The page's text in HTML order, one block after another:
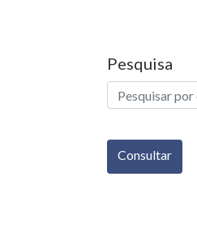
Pesquisa
Consultar